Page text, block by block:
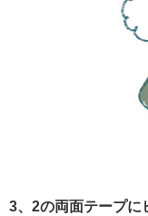
3、2の両面テープに